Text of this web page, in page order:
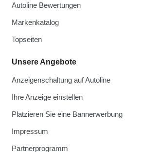
Autoline Bewertungen
Markenkatalog
Topseiten
Unsere Angebote
Anzeigenschaltung auf Autoline
Ihre Anzeige einstellen
Platzieren Sie eine Bannerwerbung
Impressum
Partnerprogramm